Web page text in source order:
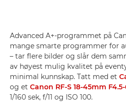
Advanced A+-programmet på
mange smarte programmer for
– tar flere bilder og slår dem
av høyest mulig kvalitet på
minimal kunnskap. Tatt med et
og et Canon RF-S 18-45mm F4.5-
1/160 sek, f/11 og ISO 100.